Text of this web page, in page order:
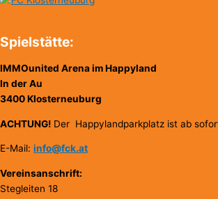
Spielstätte:
IMMOunited Arena im Happyland
In der Au
3400 Klosterneuburg
ACHTUNG! Der Happylandparkplatz ist ab
E-Mail: info@fck.at
Vereinsanschrift:
Stegleiten 18